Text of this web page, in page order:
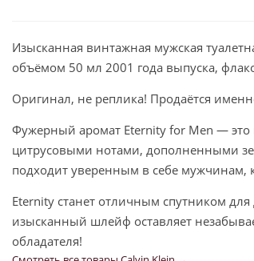
Изысканная винтажная мужская
объёмом 50 мл 2001 года выпуска,
Оригинал, не реплика! Продаётся
Фужерный аромат Eternity for Men — это
цитрусовыми нотами, дополненными
подходит уверенным в себе мужчинам,
Eternity станет отличным спутником
изысканный шлейф оставляет
обладателя!